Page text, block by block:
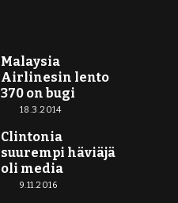
Malaysia
Airlinesin lento
370 on bugi
18.3.2014
Clintonia
suurempi häviäjä
oli media
9.11.2016